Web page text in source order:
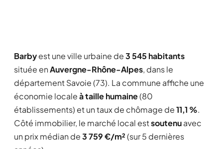
Barbyest une ville urbaine de3 545 habitants
située enAuvergne-Rhône-Alpes, dans le
département Savoie (73). La commune affiche une
économie localeà taille humaine(80
établissements) et un taux de chômage de11,1 %.
Côté immobilier, le marché local estsoutenuavec
un prix médian de3 759 €/m²(sur 5 dernières